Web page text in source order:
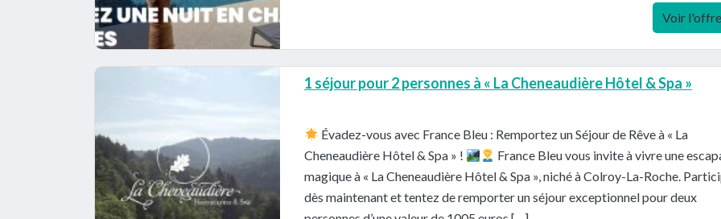
Voir
1 séjour pour 2 personnes à « La Cheneaudière Hôtel & Spa »
Évadez-vous avec France Bleu : Remportez un Séjour de Rêve à « La
Cheneaudière Hôtel & Spa » !
France Bleu vous invite à vivre une
magique à « La Cheneaudière Hôtel & Spa », niché à Colroy-La-Roche.
dès maintenant et tentez de remporter un séjour exceptionnel pour deux